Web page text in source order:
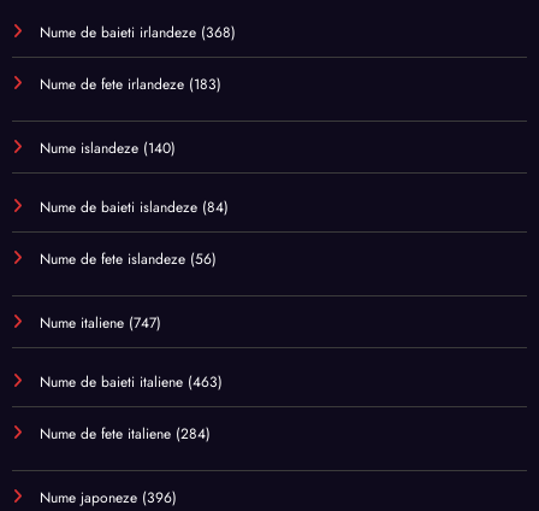
Nume de baieti irlandeze (368)
Nume de fete irlandeze (183)
Nume islandeze (140)
Nume de baieti islandeze (84)
Nume de fete islandeze (56)
Nume italiene (747)
Nume de baieti italiene (463)
Nume de fete italiene (284)
Nume japoneze (396)